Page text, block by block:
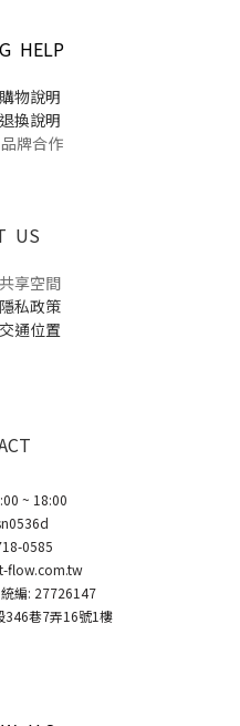
HELP
購物說明
退換說明
合作
US
共享空間
隱私政策
交通位置
~ 18:00
0585
flow.com.tw
編: 27726147
346巷7弄16號1樓